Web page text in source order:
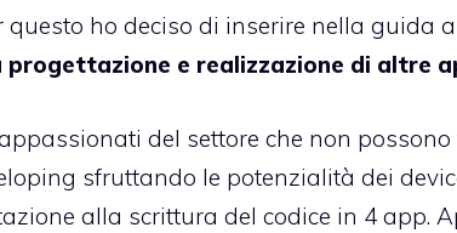
questo ho deciso di inserire nella guida
e realizzazione di altre
del settore che non
sfruttando le potenzialità dei
alla scrittura del codice in 4 app.